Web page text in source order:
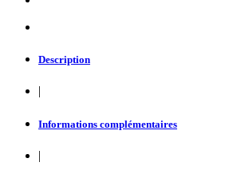
Description
Informations complémentaires
|